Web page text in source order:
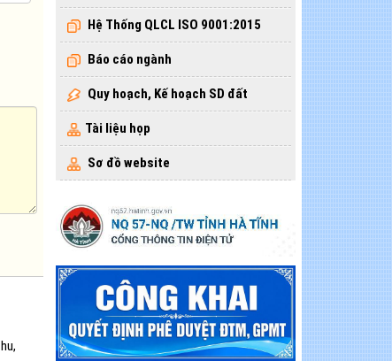
Hệ Thống QLCL ISO 9001:2015
Báo cáo ngành
Quy hoạch, Kế hoạch SD đất
Tài liệu họp
Sơ đồ website